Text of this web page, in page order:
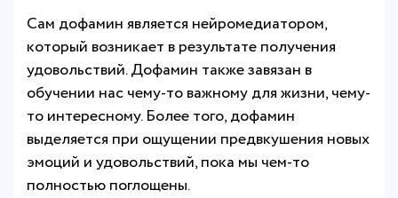
Сам дофамин является нейромедиатором,
который возникает в результате получения
удовольствий. Дофамин также завязан в
обучении нас чему-то важному для жизни, чему-
то интересному. Более того, дофамин
выделяется при ощущении предвкушения новых
эмоций и удовольствий, пока мы чем-то
полностью поглощены.